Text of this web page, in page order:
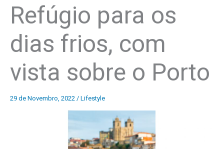
Refúgio para os
dias frios, com
vista sobre o Porto
29 de Novembro, 2022 / Lifestyle